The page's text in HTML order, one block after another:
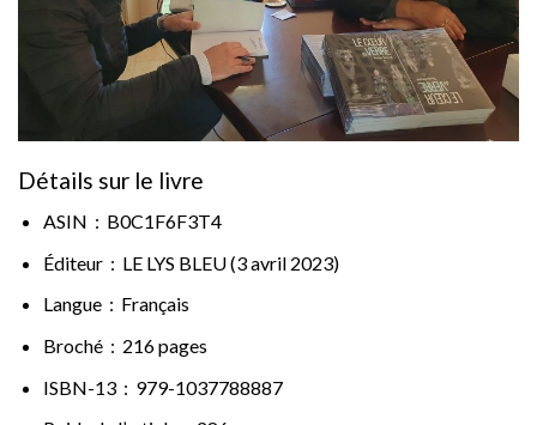
Détails sur le livre
ASIN ‏ : ‎ B0C1F6F3T4
Éditeur ‏ : ‎ LE LYS BLEU (3 avril 2023)
Langue ‏ : ‎ Français
Broché ‏ : ‎ 216 pages
ISBN-13 ‏ : ‎ 979-1037788887